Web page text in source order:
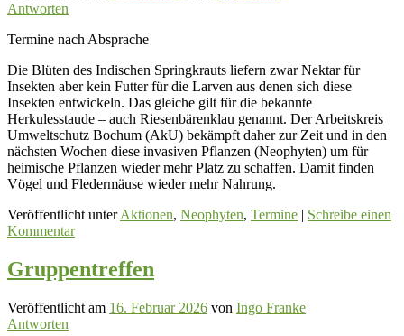
Antworten
Termine nach Absprache
Die Blüten des Indischen Springkrauts liefern zwar Nektar für
Insekten aber kein Futter für die Larven aus denen sich diese
Insekten entwickeln. Das gleiche gilt für die bekannte
Herkulesstaude – auch Riesenbärenklau genannt. Der Arbeitskreis
Umweltschutz Bochum (AkU) bekämpft daher zur Zeit und in den
nächsten Wochen diese invasiven Pflanzen (Neophyten) um für
heimische Pflanzen wieder mehr Platz zu schaffen. Damit finden
Vögel und Fledermäuse wieder mehr Nahrung.
Veröffentlicht unter Aktionen, Neophyten, Termine | Schreibe einen
Kommentar
Gruppentreffen
Veröffentlicht am 16. Februar 2026 von Ingo Franke
Antworten